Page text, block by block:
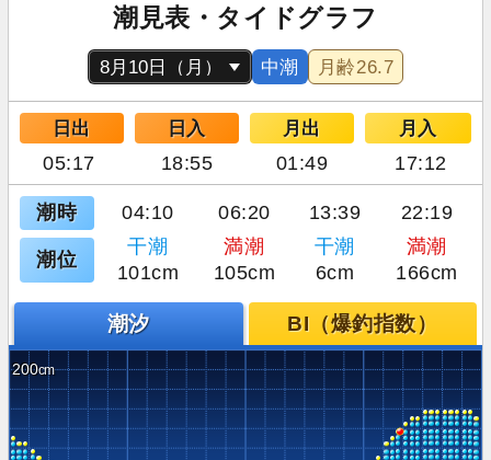
潮見表・タイドグラフ
中潮 月齢26.7
日出 日入 月出 月入
05:17 18:55 01:49 17:12
潮時 04:10 06:20 13:39 22:19
潮位
干潮 満潮 干潮
満潮
101cm
105cm 6cm 166cm
潮汐 BI（爆釣指数）
200